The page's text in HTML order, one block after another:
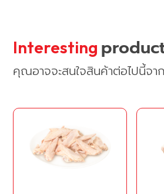
Interesting
คุณอาจจะสนใจสินค้าต่อไปนี้จา